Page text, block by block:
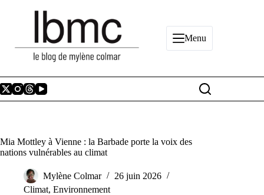
Menu
Mia Mottley à Vienne : la Barbade porte la voix des
nations vulnérables au climat
Mylène Colmar
26 juin 2026
Climat, Environnement